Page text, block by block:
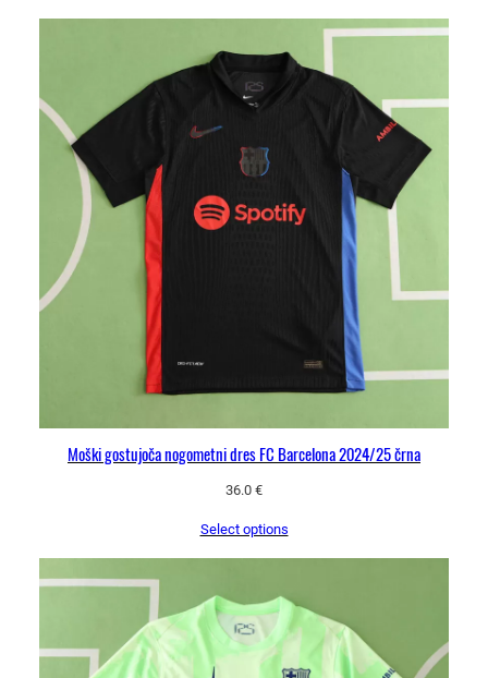
Moški gostujoča nogometni dres FC Barcelona 2024/25 črna
36.0 €
Select options